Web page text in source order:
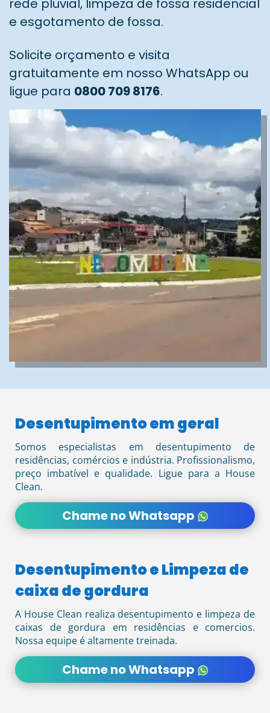
rede pluvial, limpeza de fossa residencial
e esgotamento de fossa.
Solicite orçamento e visita
gratuitamente em nosso WhatsApp ou
ligue para 0800 709 8176.
Desentupimento em geral
Somos especialistas em desentupimento de
residências, comércios e indústria. Profissionalismo,
preço imbatível e qualidade. Ligue para a House
Clean.
Chame no Whatsapp
Desentupimento e Limpeza de
caixa de gordura
A House Clean realiza desentupimento e limpeza de
caixas de gordura em residências e comercios.
Nossa equipe é altamente treinada.
Chame no Whatsapp